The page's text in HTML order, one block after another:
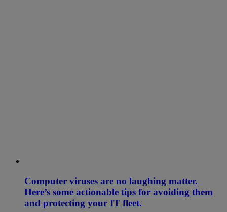
Computer viruses are no laughing matter.
Here’s some actionable tips for avoiding them
and protecting your IT fleet.